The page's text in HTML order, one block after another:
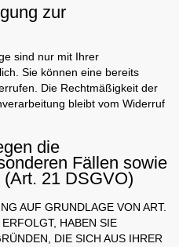
zur
sind nur mit Ihrer
Sie können eine bereits
Die Rechtmäßigkeit der
bleibt vom Widerruf
die
Fällen sowie
21 DSGVO)
AUF GRUNDLAGE VON ART.
HABEN SIE
DIE SICH AUS IHRER